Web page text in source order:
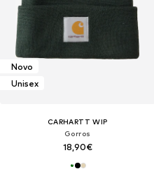
Novo
Unisex
CARHARTT WIP
Gorros
18,90€